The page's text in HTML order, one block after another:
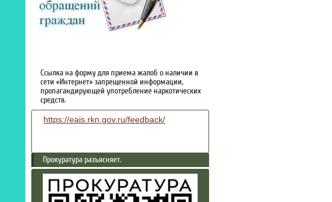
Ссылка на форму для приема жалоб о наличии в
сети «Интернет» запрещенной информации,
пропагандирующей употребление наркотических
средств.
https://eais.rkn.gov.ru/feedback/
Прокуратура разъясняет.